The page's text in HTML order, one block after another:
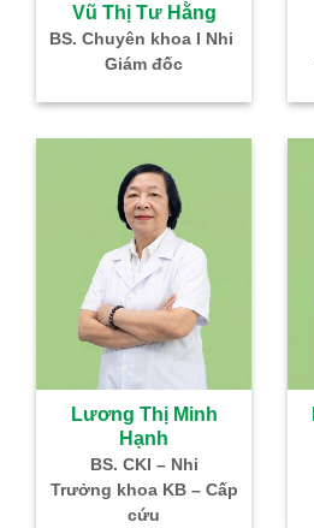
Vũ Thị Tư Hằng
BS. Chuyên khoa I Nhi
Giám đốc
Lương Thị Minh
Hạnh
BS. CKI – Nhi
Trưởng khoa KB – Cấp
cứu